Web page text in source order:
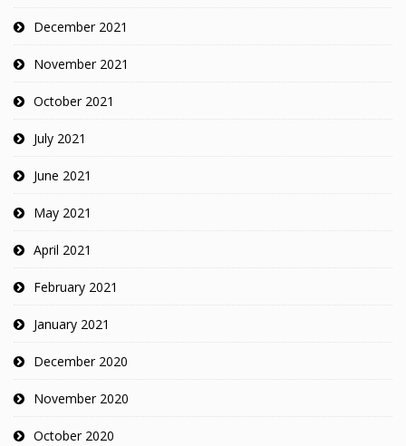
December 2021
November 2021
October 2021
July 2021
June 2021
May 2021
April 2021
February 2021
January 2021
December 2020
November 2020
October 2020